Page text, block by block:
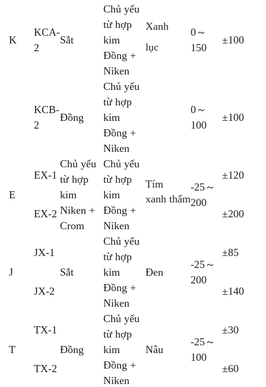
K
Xanh
lục
KCA-
2
Sắt
Chủ yếu
từ hợp
kim
Đồng +
Niken
0～
150
±100
KCB-
2
Đồng
Chủ yếu
từ hợp
kim
Đồng +
Niken
0～
100
±100
E
EX-1
Chủ yếu
từ hợp
kim
Niken +
Crom
Chủ yếu
từ hợp
kim
Đồng +
Niken
Tím
xanh thẩm
-25～
200
±120
EX-2 ±200
J
JX-1
Sắt
Chủ yếu
từ hợp
kim
Đồng +
Niken
Đen
-25～
200
±85
JX-2 ±140
T
TX-1
Đồng
Chủ yếu
từ hợp
kim
Đồng +
Niken
Nâu
-25～
100
±30
TX-2 ±60